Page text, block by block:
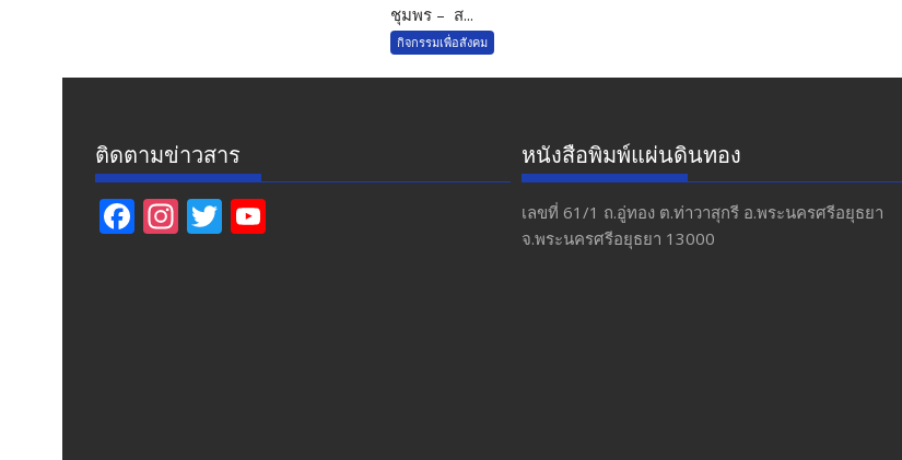
ชุมพร – ส...
กิจกรรมเพื่อสังคม
ติดตามข่าวสาร
F In T
หนังสือพิมพ์แผ่นดินทอง
เลขที่ 61/1 ถ.อู่ทอง​ ต.​ท่าวาสุกรี​ อ.พระนครศรีอยุธยา​
จ.พระนครศรีอยุธยา 13000